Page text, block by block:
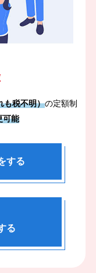
も税不明）の定額制
可能
する
る